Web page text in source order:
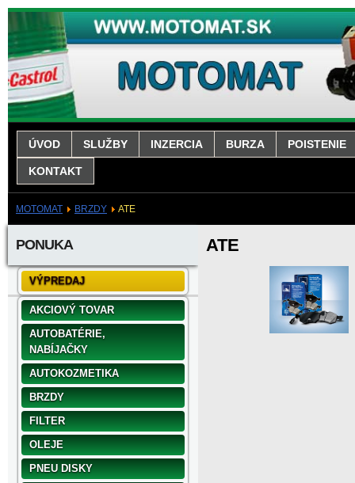
ÚVOD SLUŽBY INZERCIA BURZA POISTENIE
KONTAKT
MOTOMAT BRZDY ATE
PONUKA
VÝPREDAJ
AKCIOVÝ TOVAR
AUTOBATÉRIE,
NABÍJAČKY
AUTOKOZMETIKA
BRZDY
FILTER
OLEJE
PNEU DISKY
ATE